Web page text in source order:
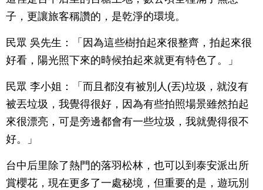
子，更讓旅客稱讚的，是乾淨的環境。
民眾 吳先生：「因為這些樹拍起來很整齊，拍起來很
好看，陽光照下來的時候拍起來就更有特色了。」
民眾 李小姐：「而且都沒有被別人(丟)垃圾，就沒有
被丟垃圾，我覺得很好，因為有些拍照場景雖然拍起
來很漂亮，可是旁邊都會有一些垃圾，我就覺得很不
好。」
台中后里除了熱門的落羽松林，也可以到泰安派出所
賞櫻花，現在更多了一處秘境，但重要的是，遊玩別